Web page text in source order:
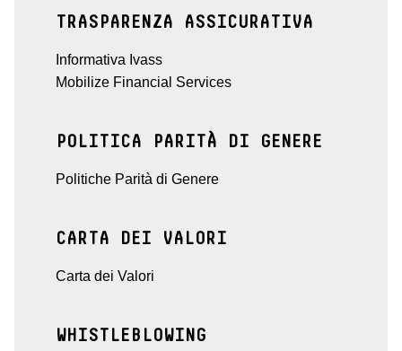
TRASPARENZA ASSICURATIVA
Informativa Ivass
Mobilize Financial Services
POLITICA PARITÀ DI GENERE
Politiche Parità di Genere
CARTA DEI VALORI
Carta dei Valori
WHISTLEBLOWING